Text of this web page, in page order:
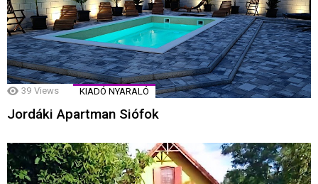
39 Views KIADÓ NYARALÓ
Jordáki Apartman Siófok